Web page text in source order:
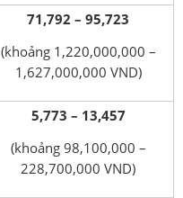
71,792 – 95,723
(khoảng 1,220,000,000 –
1,627,000,000 VND)
5,773 – 13,457
(khoảng 98,100,000 –
228,700,000 VND)